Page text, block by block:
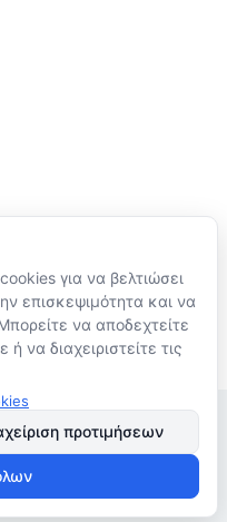
για να βελτιώσει
επισκεψιμότητα και να
να αποδεχτείτε
να διαχειριστείτε τις
προτιμήσεων